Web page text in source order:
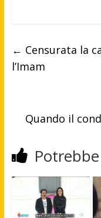
← Censurata la
l’Imam
Quando il